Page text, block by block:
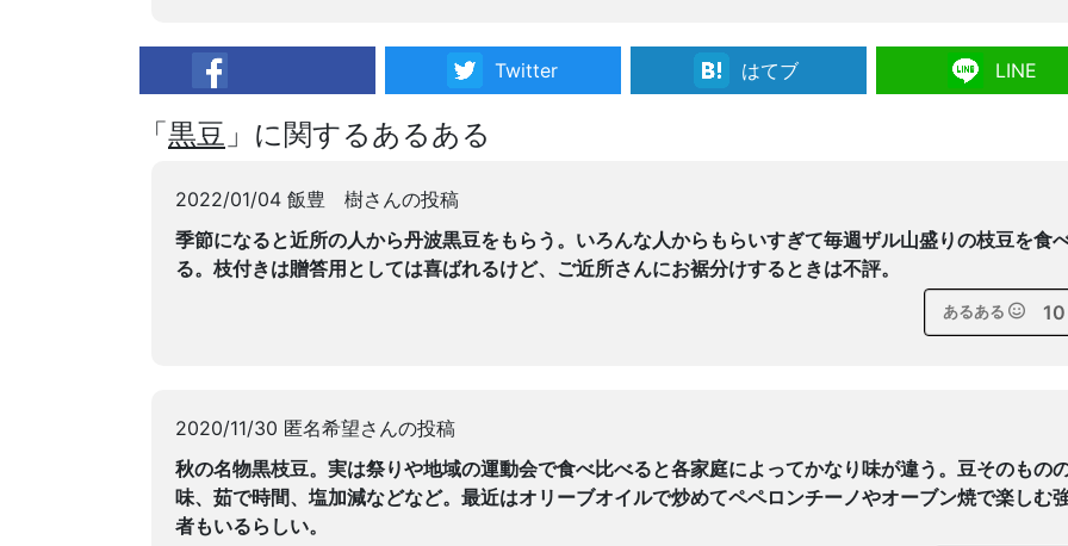
Twitter はてブ LINE
「黒豆 」に関するあるある
2022/01/04 飯豊 樹さんの投稿
季節になると近所の人から丹波黒豆をもらう。いろんな人からもらいすぎて毎週ザル山盛りの枝豆を食
る。枝付きは贈答用としては喜ばれるけど、ご近所さんにお裾分けするときは不評。
あるある 10
2020/11/30 匿名希望さんの投稿
秋の名物黒枝豆。実は祭りや地域の運動会で食べ比べると各家庭によってかなり味が違う。豆そのもの
味、茹で時間、塩加減などなど。最近はオリーブオイルで炒めてペペロンチーノやオーブン焼で楽しむ
者もいるらしい。